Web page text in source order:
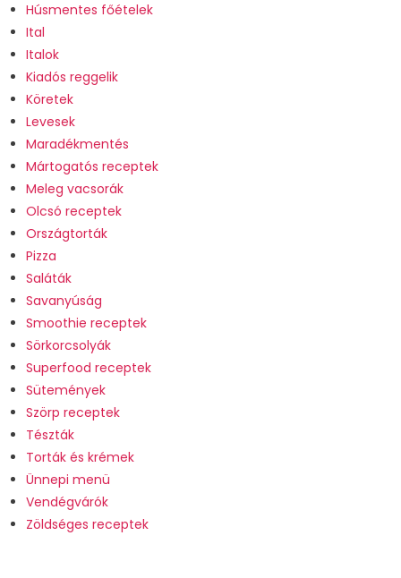
Húsmentes főételek
Ital
Italok
Kiadós reggelik
Köretek
Levesek
Maradékmentés
Mártogatós receptek
Meleg vacsorák
Olcsó receptek
Országtorták
Pizza
Saláták
Savanyúság
Smoothie receptek
Sörkorcsolyák
Superfood receptek
Sütemények
Szörp receptek
Tészták
Torták és krémek
Ünnepi menü
Vendégvárók
Zöldséges receptek